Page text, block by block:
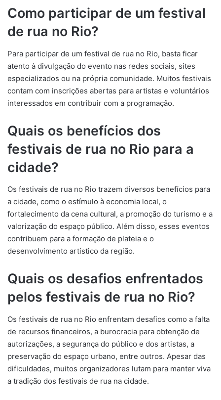
Como participar de um festival
de rua no Rio?
Para participar de um festival de rua no Rio, basta ficar
atento à divulgação do evento nas redes sociais, sites
especializados ou na própria comunidade. Muitos festivais
contam com inscrições abertas para artistas e voluntários
interessados em contribuir com a programação.
Quais os benefícios dos
festivais de rua no Rio para a
cidade?
Os festivais de rua no Rio trazem diversos benefícios para
a cidade, como o estímulo à economia local, o
fortalecimento da cena cultural, a promoção do turismo e a
valorização do espaço público. Além disso, esses eventos
contribuem para a formação de plateia e o
desenvolvimento artístico da região.
Quais os desafios enfrentados
pelos festivais de rua no Rio?
Os festivais de rua no Rio enfrentam desafios como a falta
de recursos financeiros, a burocracia para obtenção de
autorizações, a segurança do público e dos artistas, a
preservação do espaço urbano, entre outros. Apesar das
dificuldades, muitos organizadores lutam para manter viva
a tradição dos festivais de rua na cidade.